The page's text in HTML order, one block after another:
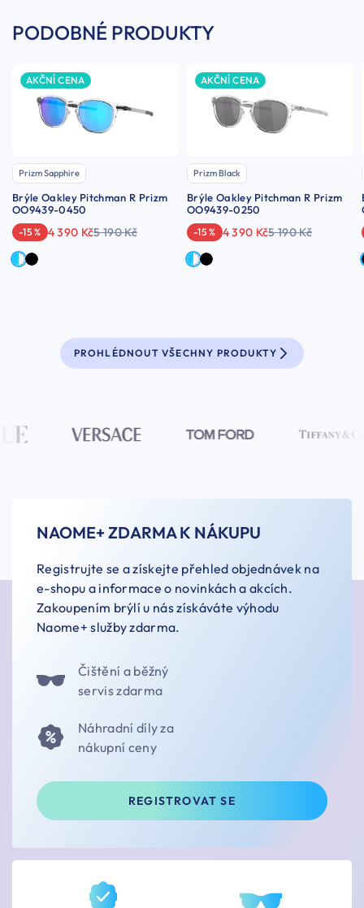
PODOBNÉ PRODUKTY
AKČNÍ CENA
Prizm Sapphire
Brýle Oakley Pitchman R Prizm
OO9439-0450
-15 % 4 390 Kč5 190 Kč
AKČNÍ CENA
Prizm Black
Brýle Oakley Pitchman R Prizm
OO9439-0250
-15 % 4 390 Kč5 190 Kč
PROHLÉDNOUT VŠECHNY PRODUKTY
NAOME+ ZDARMA K NÁKUPU
Registrujte se a získejte přehled objednávek na
e-shopu a informace o novinkách a akcích.
Zakoupením brýlí u nás získáváte výhodu
Naome+ služby zdarma.
Čištění a běžný
servis zdarma
Náhradní díly za
nákupní ceny
REGISTROVAT SE